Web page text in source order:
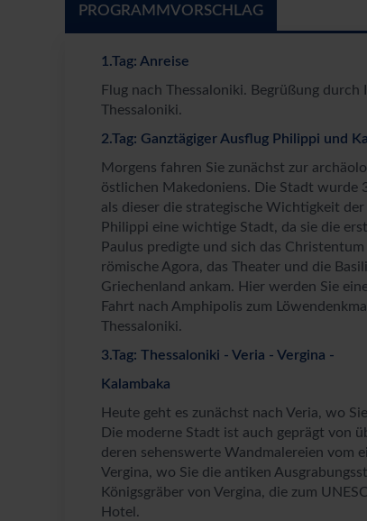
PROGRAMMVORSCHLAG
1.Tag: Anreise
Flug nach Thessaloniki. Begrüßung
Thessaloniki.
2.Tag: Ganztägiger Ausflug Philippi und
Morgens fahren Sie zunächst zur
östlichen Makedoniens. Die Stadt wurde
als dieser die strategische Wichtigkeit
Philippi eine wichtige Stadt, da sie die
Paulus predigte und sich das
römische Agora, das Theater und die
Griechenland ankam. Hier werden Sie
Fahrt nach Amphipolis zum
Thessaloniki.
3.Tag: Thessaloniki - Veria - Vergina -
Kalambaka
Heute geht es zunächst nach Veria, wo
Die moderne Stadt ist auch geprägt von
deren sehenswerte Wandmalereien vom
Vergina, wo Sie die antiken
Königsgräber von Vergina, die zum
Hotel.